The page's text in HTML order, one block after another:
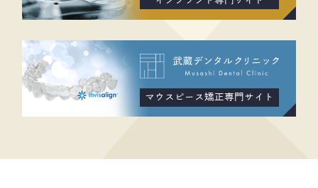
マウスピース矯正専門サイト